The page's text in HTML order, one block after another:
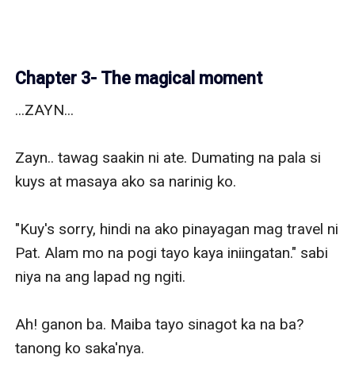
Chapter 3- The magical moment
...ZAYN...
Zayn.. tawag saakin ni ate. Dumating na pala si
kuys at masaya ako sa narinig ko.
"Kuy's sorry, hindi na ako pinayagan mag travel ni
Pat. Alam mo na pogi tayo kaya iniingatan." sabi
niya na ang lapad ng ngiti.
Ah! ganon ba. Maiba tayo sinagot ka na ba?
tanong ko saka'nya.